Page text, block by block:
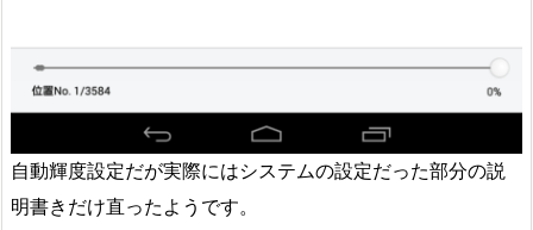
自動輝度設定だが実際にはシステムの設定だった部分の説
明書きだけ直ったようです。